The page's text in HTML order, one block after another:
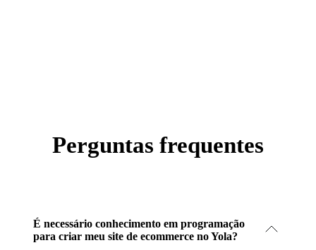
Perguntas frequentes
É necessário conhecimento em programação
para criar meu site de ecommerce no Yola?